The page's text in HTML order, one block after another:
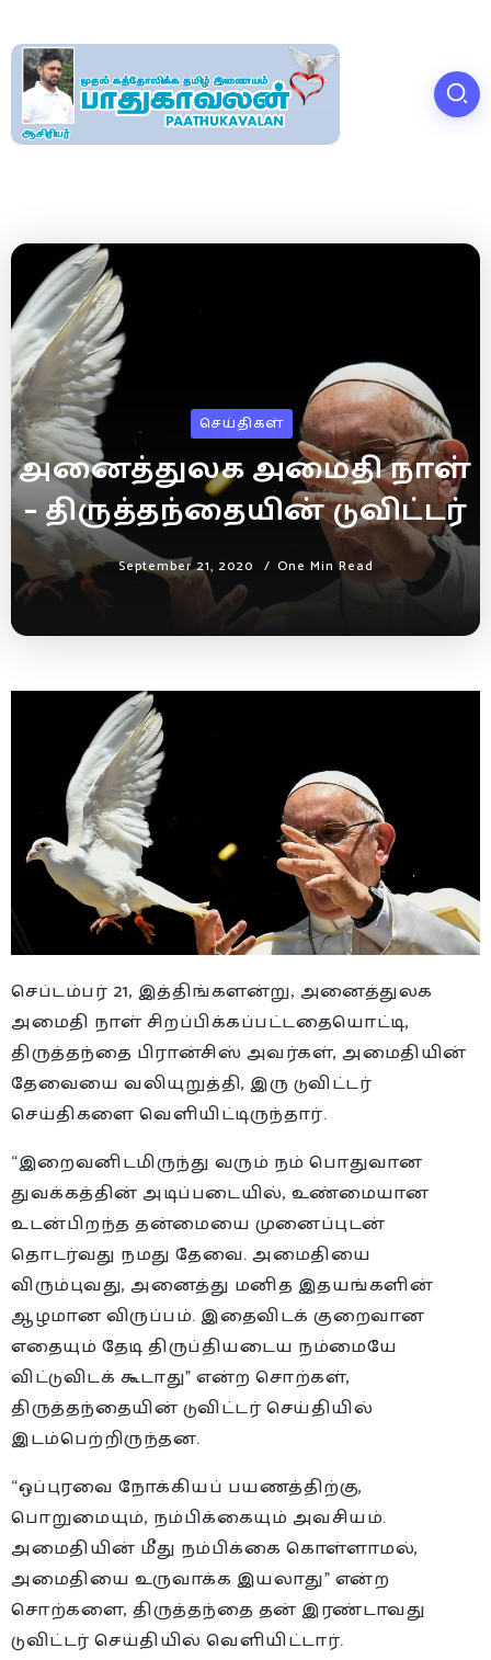
செய்திகள்
அனைத்துலக அமைதி நாள்
– திருத்தந்தையின் டுவிட்டர்
September 21, 2020 One Min Read
செப்டம்பர் 21, இத்திங்களன்று, அனைத்துலக
அமைதி நாள் சிறப்பிக்கப்பட்டதையொட்டி,
திருத்தந்தை பிரான்சிஸ் அவர்கள், அமைதியின்
தேவையை வலியுறுத்தி, இரு டுவிட்டர்
செய்திகளை வெளியிட்டிருந்தார்.
“இறைவனிடமிருந்து வரும் நம் பொதுவான
துவக்கத்தின் அடிப்படையில், உண்மையான
உடன்பிறந்த தன்மையை முனைப்புடன்
தொடர்வது நமது தேவை. அமைதியை
விரும்புவது, அனைத்து மனித இதயங்களின்
ஆழமான விருப்பம். இதைவிடக் குறைவான
எதையும் தேடி திருப்தியடைய நம்மையே
விட்டுவிடக் கூடாது” என்ற சொற்கள்,
திருத்தந்தையின் டுவிட்டர் செய்தியில்
இடம்பெற்றிருந்தன.
“ஒப்புரவை நோக்கியப் பயணத்திற்கு,
பொறுமையும், நம்பிக்கையும் அவசியம்.
அமைதியின் மீது நம்பிக்கை கொள்ளாமல்,
அமைதியை உருவாக்க இயலாது” என்ற
சொற்களை, திருத்தந்தை தன் இரண்டாவது
டுவிட்டர் செய்தியில் வெளியிட்டார்.